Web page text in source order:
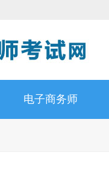
电子商务师